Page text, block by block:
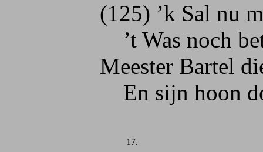
(125) ’k Sal nu met
’t Was noch beter
Meester Bartel die
En sijn hoon door
17.